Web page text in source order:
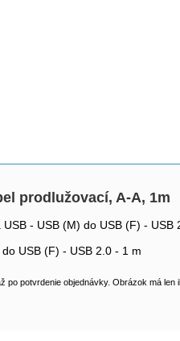
prodlužovací, A-A, 1m
- USB (M) do USB (F) - USB
USB (F) - USB 2.0 - 1 m
po potvrdenie objednávky. Obrázok má len